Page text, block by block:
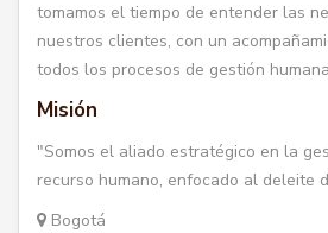
tomamos el tiempo de entender las
nuestros clientes, con un
todos los procesos de gestión
Misión
"Somos el aliado estratégico en la
recurso humano, enfocado al deleite
Bogotá